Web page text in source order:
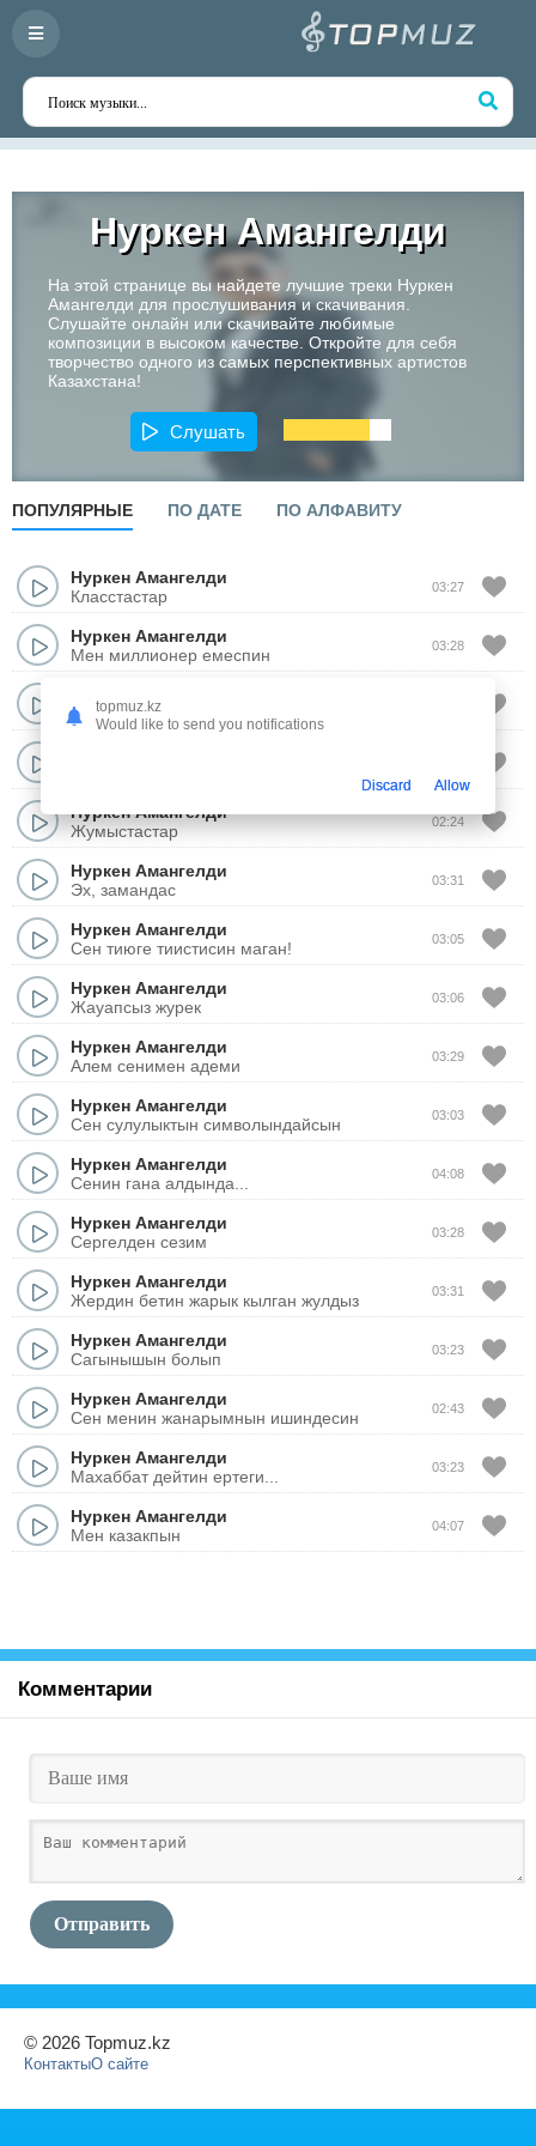
Нуркен Амангелди
На этой странице вы найдете лучшие треки Нуркен
Амангелди для прослушивания и скачивания.
Слушайте онлайн или скачивайте любимые
композиции в высоком качестве. Откройте для себя
творчество одного из самых перспективных артистов
Казахстана!
Слушать
ПОПУЛЯРНЫЕ ПО ДАТЕ ПО АЛФАВИТУ
Нуркен Амангелди
Класстастар
03:27
Нуркен Амангелди
Мен миллионер емеспин
03:28
Теренколдин аруы
Нуркен Амангелди
Жумыстастар
02:24
Нуркен Амангелди
Эх, замандас
03:31
Нуркен Амангелди
Сен тиюге тиистисин маган!
03:05
Нуркен Амангелди
Жауапсыз журек
03:06
Нуркен Амангелди
Алем сенимен адеми
03:29
Нуркен Амангелди
Сен сулулыктын символындайсын
03:03
Нуркен Амангелди
Сенин гана алдында...
04:08
Нуркен Амангелди
Сергелден сезим
03:28
Нуркен Амангелди
Жердин бетин жарык кылган жулдыз
03:31
Нуркен Амангелди
Сагынышын болып
03:23
Нуркен Амангелди
Сен менин жанарымнын ишиндесин
02:43
Нуркен Амангелди
Махаббат дейтин ертеги...
03:23
Нуркен Амангелди
Мен казакпын
04:07
Комментарии
Отправить
© 2026 Topmuz.kz
КонтактыО сайте
topmuz.kz
Would like to send you notifications
Discard Allow